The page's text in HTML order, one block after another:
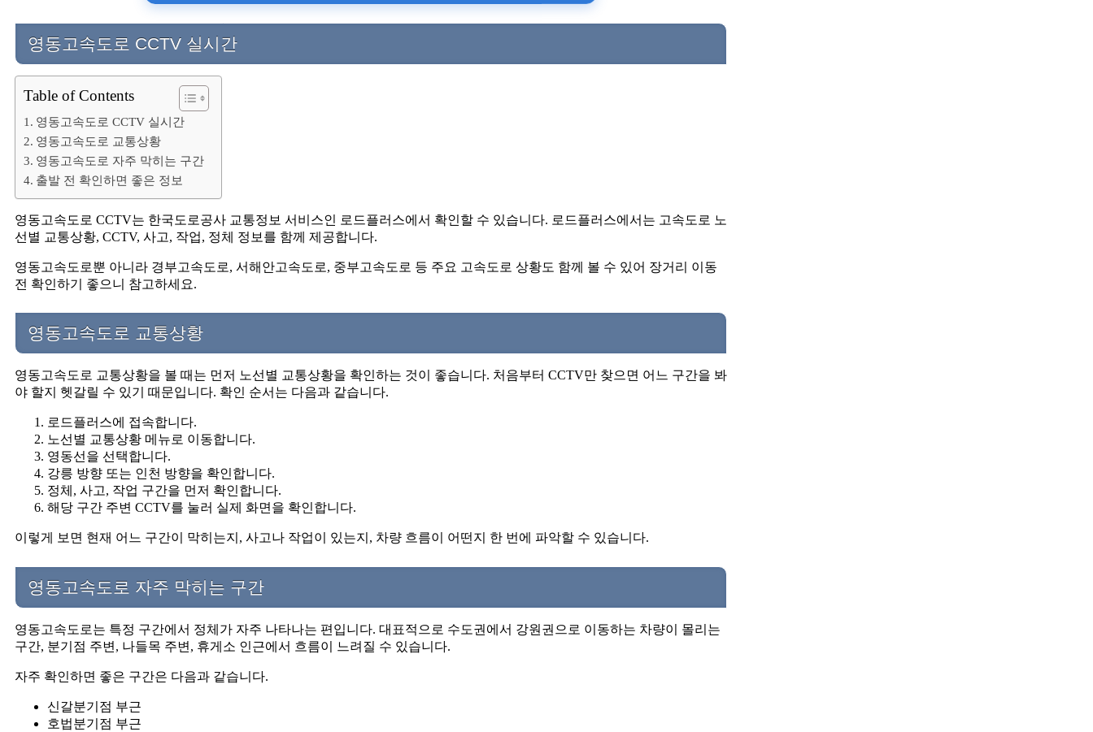
영동고속도로 CCTV 실시간
Table of Contents
영동고속도로 CCTV 실시간
영동고속도로 교통상황
영동고속도로 자주 막히는 구간
출발 전 확인하면 좋은 정보
영동고속도로 CCTV는 한국도로공사 교통정보 서비스인 로드플러스에서 확인할 수 있습니다. 로드플러스에서는 고속도로 노
선별 교통상황, CCTV, 사고, 작업, 정체 정보를 함께 제공합니다.
영동고속도로뿐 아니라 경부고속도로, 서해안고속도로, 중부고속도로 등 주요 고속도로 상황도 함께 볼 수 있어 장거리 이동
전 확인하기 좋으니 참고하세요.
영동고속도로 교통상황
영동고속도로 교통상황을 볼 때는 먼저 노선별 교통상황을 확인하는 것이 좋습니다. 처음부터 CCTV만 찾으면 어느 구간을 봐
야 할지 헷갈릴 수 있기 때문입니다. 확인 순서는 다음과 같습니다.
로드플러스에 접속합니다.
노선별 교통상황 메뉴로 이동합니다.
영동선을 선택합니다.
강릉 방향 또는 인천 방향을 확인합니다.
정체, 사고, 작업 구간을 먼저 확인합니다.
해당 구간 주변 CCTV를 눌러 실제 화면을 확인합니다.
이렇게 보면 현재 어느 구간이 막히는지, 사고나 작업이 있는지, 차량 흐름이 어떤지 한 번에 파악할 수 있습니다.
영동고속도로 자주 막히는 구간
영동고속도로는 특정 구간에서 정체가 자주 나타나는 편입니다. 대표적으로 수도권에서 강원권으로 이동하는 차량이 몰리는
구간, 분기점 주변, 나들목 주변, 휴게소 인근에서 흐름이 느려질 수 있습니다.
자주 확인하면 좋은 구간은 다음과 같습니다.
신갈분기점 부근
호법분기점 부근